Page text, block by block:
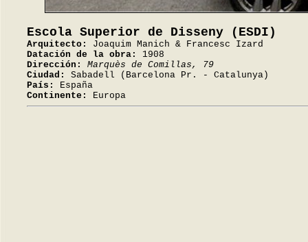
Escola Superior de Disseny (ESDI)
Arquitecto:
Joaquim Manich & Francesc Izard
Datación de la obra:
1908
Dirección:
Marquès de Comillas, 79
Ciudad:
Sabadell (Barcelona Pr. - Catalunya)
País:
España
Continente:
Europa